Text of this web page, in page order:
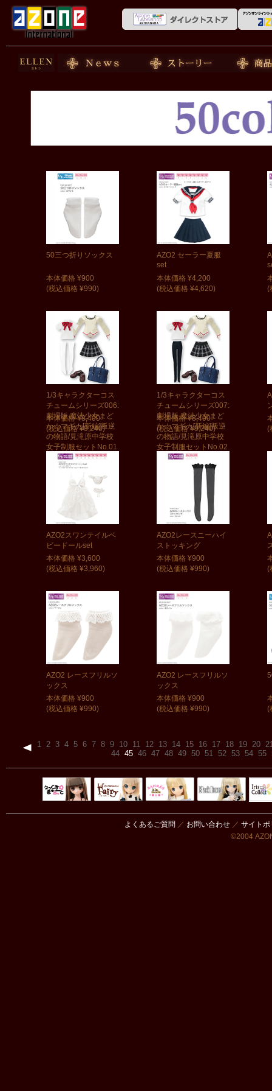
50三つ折りソックス
本体価格 ¥900
(税込価格 ¥990)
AZO2 セーラー夏服
set
本体価格 ¥4,200
(税込価格 ¥4,620)
(
1/3キャラクターコス
チュームシリーズ006:
劇場版 魔法少女まど
か☆マギカ[新編]叛逆
の物語/見滝原中学校
女子制服セットNo.01
鹿目まどか用
本体価格 ¥8,400
(税込価格 ¥9,240)
1/3キャラクターコス
チュームシリーズ007:
劇場版 魔法少女まど
か☆マギカ[新編]叛逆
の物語/見滝原中学校
女子制服セットNo.02
暁美ほむら用
本体価格 ¥8,400
(税込価格 ¥9,240)
(
AZO2スワンテイルベ
ビードールset
本体価格 ¥3,600
(税込価格 ¥3,960)
AZO2レースニーハイ
ストッキング
本体価格 ¥900
(税込価格 ¥990)
(
AZO2 レースフリルソ
ックス
本体価格 ¥900
(税込価格 ¥990)
AZO2 レースフリルソ
ックス
本体価格 ¥900
(税込価格 ¥990)
(
1 2 3 4 5 6 7 8 9 10 11 12 13 14 15 16 17 18 19 20
44 45 46 47 48 49 50 51 52 53 54 55
よくあるご質問 ／ お問い合わせ ／ サイトポ
©2004